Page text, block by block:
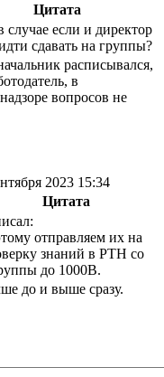
Цитата
случае если и директор
сдавать на группы?
расписывался,
в
вопросов не
2023 15:34
Цитата
отправляем их на
знаний в РТН со
до 1000В.
до и выше сразу.